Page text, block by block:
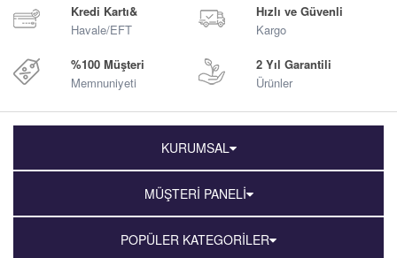
Kredi Kartı&
Havale/EFT
Hızlı ve Güvenli
Kargo
%100 Müşteri
Memnuniyeti
2 Yıl Garantili
Ürünler
KURUMSAL
MÜŞTERİ PANELİ
POPÜLER KATEGORİLER